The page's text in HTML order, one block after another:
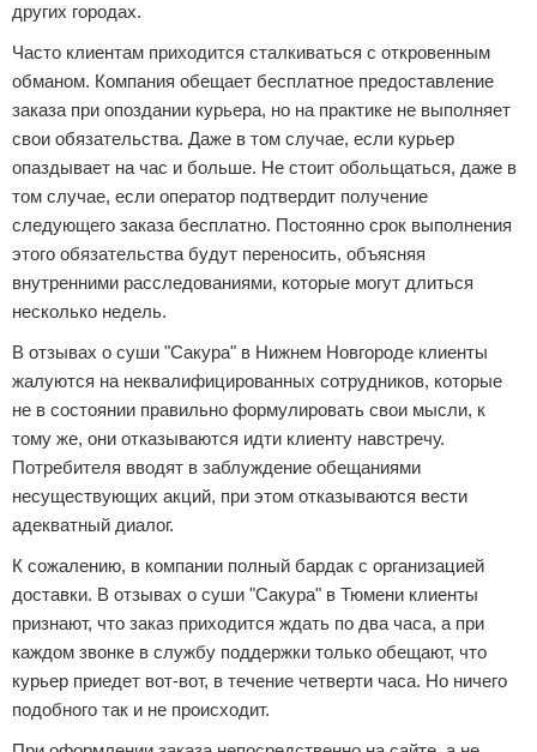
других городах.
Часто клиентам приходится сталкиваться с откровенным
обманом. Компания обещает бесплатное предоставление
заказа при опоздании курьера, но на практике не выполняет
свои обязательства. Даже в том случае, если курьер
опаздывает на час и больше. Не стоит обольщаться, даже в
том случае, если оператор подтвердит получение
следующего заказа бесплатно. Постоянно срок выполнения
этого обязательства будут переносить, объясняя
внутренними расследованиями, которые могут длиться
несколько недель.
В отзывах о суши "Сакура" в Нижнем Новгороде клиенты
жалуются на неквалифицированных сотрудников, которые
не в состоянии правильно формулировать свои мысли, к
тому же, они отказываются идти клиенту навстречу.
Потребителя вводят в заблуждение обещаниями
несуществующих акций, при этом отказываются вести
адекватный диалог.
К сожалению, в компании полный бардак с организацией
доставки. В отзывах о суши "Сакура" в Тюмени клиенты
признают, что заказ приходится ждать по два часа, а при
каждом звонке в службу поддержки только обещают, что
курьер приедет вот-вот, в течение четверти часа. Но ничего
подобного так и не происходит.